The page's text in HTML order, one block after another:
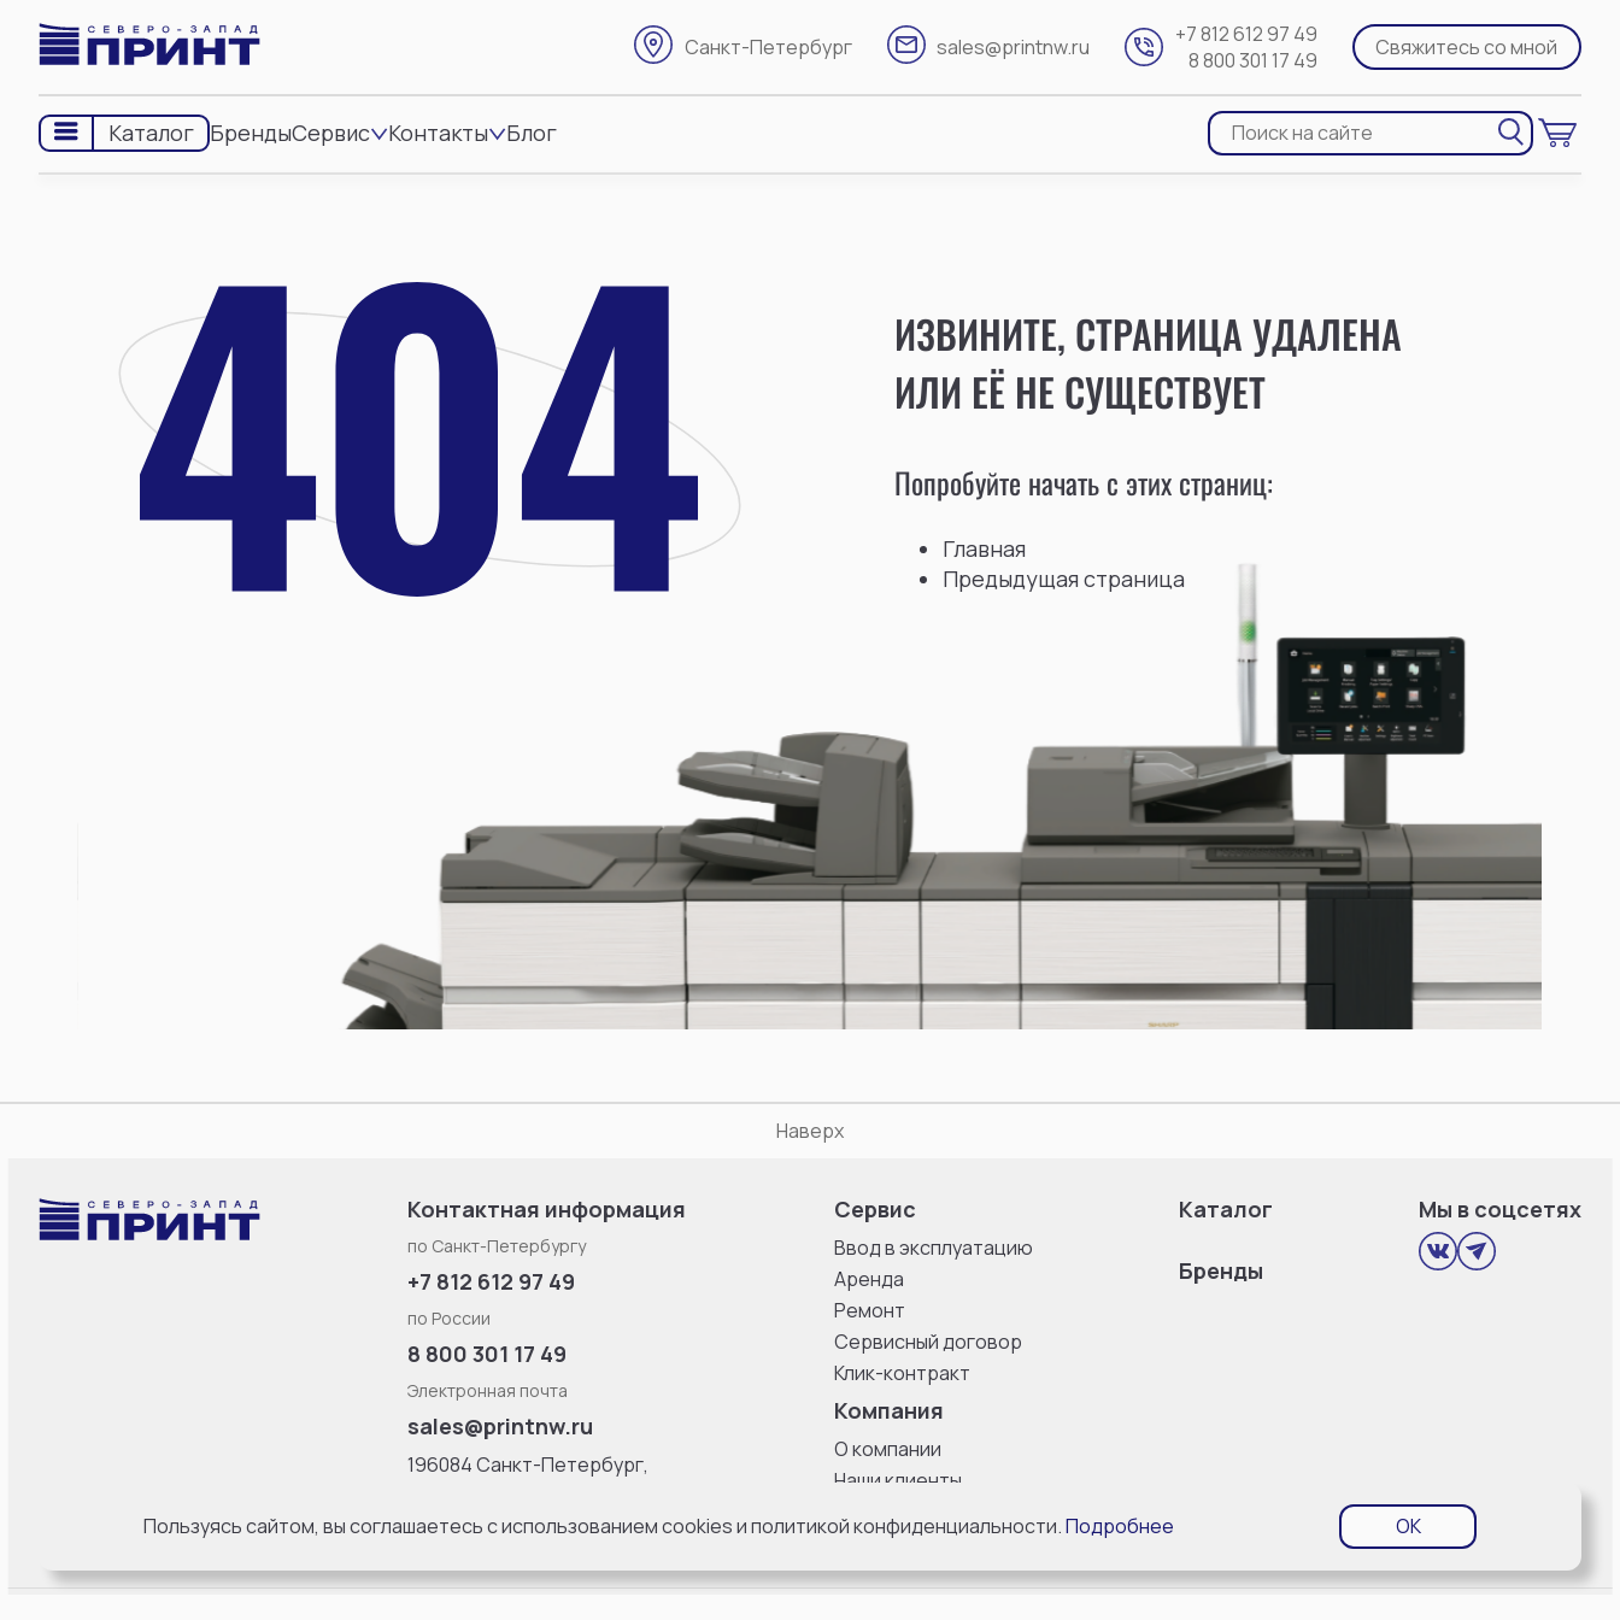
Санкт-Петербург sales@printnw.ru
+7 812 612 97 49
8 800 301 17 49
Свяжитесь со мной
Каталог БрендыСервис Контакты Блог
ИЗВИНИТЕ, СТРАНИЦА УДАЛЕНА
ИЛИ ЕЁ НЕ СУЩЕСТВУЕТ
Попробуйте начать с этих страниц:
Главная
Предыдущая страница
Наверх
Контактная информация
по Санкт-Петербургу
+7 812 612 97 49
по России
8 800 301 17 49
Электронная почта
sales@printnw.ru
196084 Санкт-Петербург,
литерa Б, офис 8 с 10:00 до
Сервис
Ввод в эксплуатацию
Аренда
Ремонт
Сервисный договор
Клик-контракт
Компания
О компании
Наши клиенты
Каталог
Бренды
Мы в соцсетях
Пользуясь сайтом, вы соглашаетесь с использованием cookies и политикой конфиденциальности.Подробнее OK